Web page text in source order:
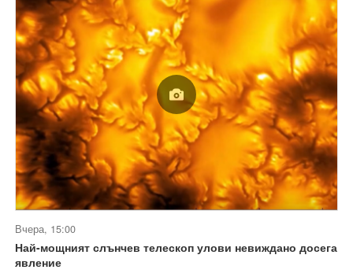
Вчера, 15:00
Най-мощният слънчев телескоп улови невиждано досега
явление